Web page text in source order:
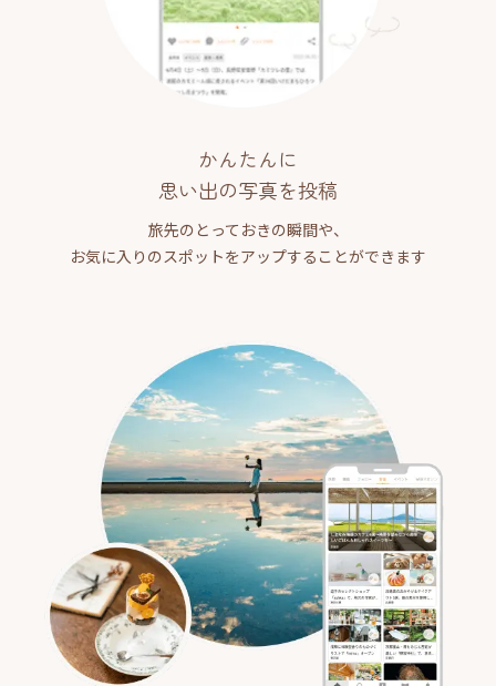
かんたんに
思い出の写真を投稿
旅先のとっておきの瞬間や、
お気に入りのスポットをアップすることができます